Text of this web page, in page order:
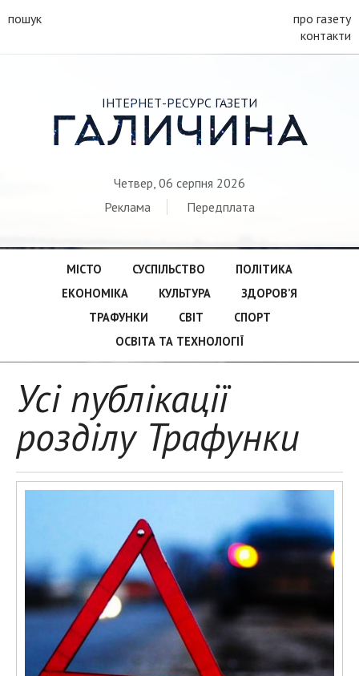
пошук
про газету
контакти
ІНТЕРНЕТ-РЕСУРС ГАЗЕТИ
ГАЛИЧИНА
Четвер, 06 серпня 2026
Реклама
Передплата
МІСТО СУСПІЛЬСТВО
ПОЛІТИКА
ЕКОНОМІКА
КУЛЬТУРА
ЗДОРОВ’Я
ТРАФУНКИ
СВІТ
СПОРТ
ОСВІТА ТА ТЕХНОЛОГІЇ
Усі публікації
розділу Трафунки